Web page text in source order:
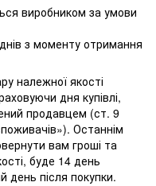
виробником за умови
з моменту отримання
належної якості
дня купівлі,
продавцем (ст. 9
Останнім
вам гроші та
буде 14 день
день після покупки.